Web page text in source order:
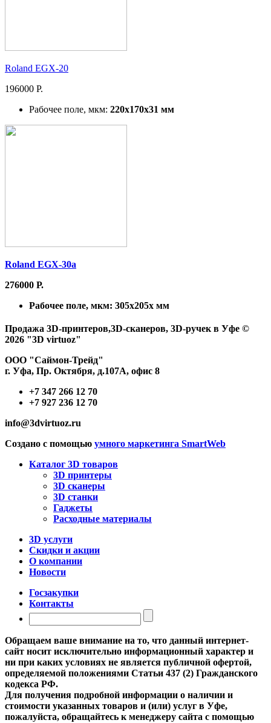
Roland EGX-20
196000 Р.
Рабочее поле, мкм: 220x170x31 мм
Roland EGX-30a
276000 Р.
Рабочее поле, мкм: 305x205x мм
Продажа 3D-принтеров,3D-сканеров, 3D-ручек в Уфе ©
2026 "3D virtuoz"
ООО "Саймон-Трейд"
г. Уфа, Пр. Октября, д.107А, офис 8
+7 347 266 12 70
+7 927 236 12 70
info@3dvirtuoz.ru
Создано с помощью умного маркетинга SmartWeb
Каталог 3D товаров
3D принтеры
3D сканеры
3D станки
Гаджеты
Расходные материалы
3D услуги
Скидки и акции
О компании
Новости
Госзакупки
Контакты
Обращаем ваше внимание на то, что данный интернет-
сайт носит исключительно информационный характер и
ни при каких условиях не является публичной офертой,
определяемой положениями Статьи 437 (2) Гражданского
кодекса РФ.
Для получения подробной информации о наличии и
стоимости указанных товаров и (или) услуг в Уфе,
пожалуйста, обращайтесь к менеджеру сайта с помощью